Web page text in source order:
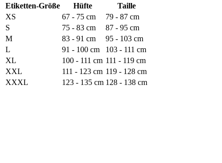
Etiketten-Größe
Hüfte
Taille
XS
67 - 75 cm
79 - 87 cm
S
75 - 83 cm
87 - 95 cm
M
83 - 91 cm
95 - 103 cm
L
91 - 100 cm
103 - 111 cm
XL
100 - 111 cm 111 - 119 cm
XXL
111 - 123 cm 119 - 128 cm
XXXL
123 - 135 cm 128 - 138 cm